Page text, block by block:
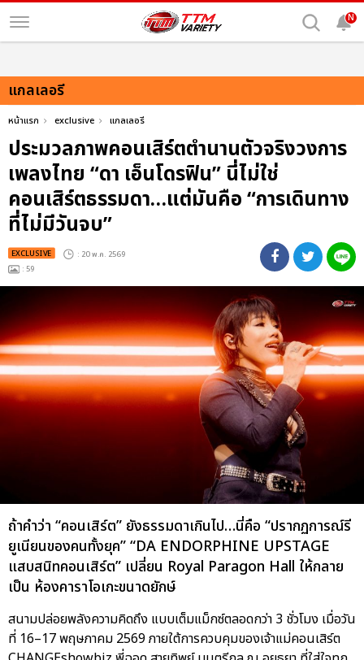
N
แกลเลอรี
หน้าแรก exclusive แกลเลอรี
ประมวลภาพคอนเสิร์ตตำนานตัวจริงวงการ
เพลงไทย “ดา เอ็นโดรฟิน” นี่ไม่ใช่
คอนเสิร์ตธรรมดา…แต่มันคือ “การเดินทาง
ที่ไม่มีวันจบ”
EXCLUSIVE : 20 พ.ค. 2569
: 59
ถ้าคำว่า “คอนเสิร์ต” ยังธรรมดาเกินไป…นี่คือ “ปรากฏการณ์รี
ยูเนียนของคนทั้งยุค” “DA ENDORPHINE UPSTAGE
แสบสนิทคอนเสิร์ต” เปลี่ยน Royal Paragon Hall ให้กลาย
เป็น ห้องคาราโอเกะขนาดยักษ์
สนามปล่อยพลังความคิดถึง แบบเต็มแม็กซ์ตลอดกว่า 3 ชั่วโมง เมื่อวัน
ที่ 16–17 พฤษภาคม 2569 ภายใต้การควบคุมของเจ้าแม่คอนเสิร์ต